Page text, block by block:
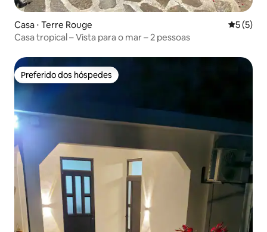
Casa ⋅ Terre Rouge 5 de
5 (5)
Casa tropical – Vista para o mar – 2 pessoas
Preferido dos hóspedes
Preferido dos hóspedes